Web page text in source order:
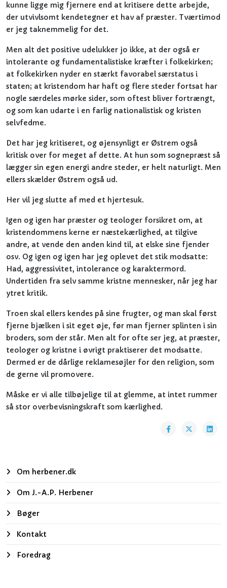
kunne ligge mig fjernere end at kritisere dette arbejde,
der utvivlsomt kendetegner et hav af præster. Tværtimod
er jeg taknemmelig for det.
Men alt det positive udelukker jo ikke, at der også er
intolerante og fundamentalistiske kræfter i folkekirken;
at folkekirken nyder en stærkt favorabel særstatus i
staten; at kristendom har haft og flere steder fortsat har
nogle særdeles mørke sider, som oftest bliver fortrængt,
og som kan udarte i en farlig nationalistisk og kristen
selvfedme.
Det har jeg kritiseret, og øjensynligt er Østrem også
kritisk over for meget af dette. At hun som sognepræst så
lægger sin egen energi andre steder, er helt naturligt. Men
ellers skælder Østrem også ud.
Her vil jeg slutte af med et hjertesuk.
Igen og igen har præster og teologer forsikret om, at
kristendommens kerne er næstekærlighed, at tilgive
andre, at vende den anden kind til, at elske sine fjender
osv. Og igen og igen har jeg oplevet det stik modsatte:
Had, aggressivitet, intolerance og karaktermord.
Undertiden fra selv samme kristne mennesker, når jeg har
ytret kritik.
Troen skal ellers kendes på sine frugter, og man skal først
fjerne bjælken i sit eget øje, før man fjerner splinten i sin
broders, som der står. Men alt for ofte ser jeg, at præster,
teologer og kristne i øvrigt praktiserer det modsatte.
Dermed er de dårlige reklamesøjler for den religion, som
de gerne vil promovere.
Måske er vi alle tilbøjelige til at glemme, at intet rummer
så stor overbevisningskraft som kærlighed.
Om herbener.dk
Om J.-A.P. Herbener
Bøger
Kontakt
Foredrag